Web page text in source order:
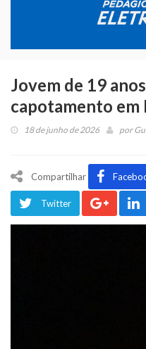
Jovem de 19
capotamento
18 de junho de 2026 por
Compartilhar
Twitter